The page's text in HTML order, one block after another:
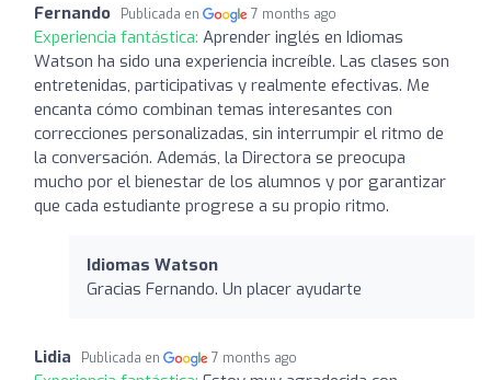
Fernando Publicada en 7 months ago
Experiencia fantástica: Aprender inglés en Idiomas
Watson ha sido una experiencia increíble. Las clases son
entretenidas, participativas y realmente efectivas. Me
encanta cómo combinan temas interesantes con
correcciones personalizadas, sin interrumpir el ritmo de
la conversación. Además, la Directora se preocupa
mucho por el bienestar de los alumnos y por garantizar
que cada estudiante progrese a su propio ritmo.
Idiomas Watson
Gracias Fernando. Un placer ayudarte
Lidia Publicada en 7 months ago